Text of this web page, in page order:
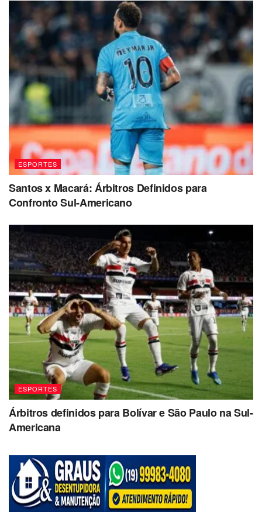
ESPORTES
Santos x Macará: Árbitros Definidos para
Confronto Sul-Americano
ESPORTES
Árbitros definidos para Bolívar e São Paulo na Sul-
Americana